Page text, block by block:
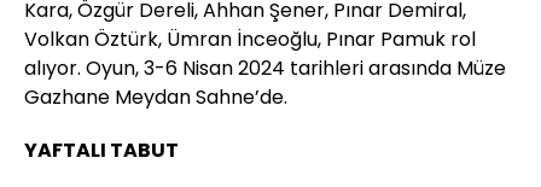
Kara, Özgür Dereli, Ahhan Şener, Pınar Demiral,
Volkan Öztürk, Ümran İnceoğlu, Pınar Pamuk rol
alıyor. Oyun, 3-6 Nisan 2024 tarihleri arasında Müze
Gazhane Meydan Sahne’de.
YAFTALI TABUT